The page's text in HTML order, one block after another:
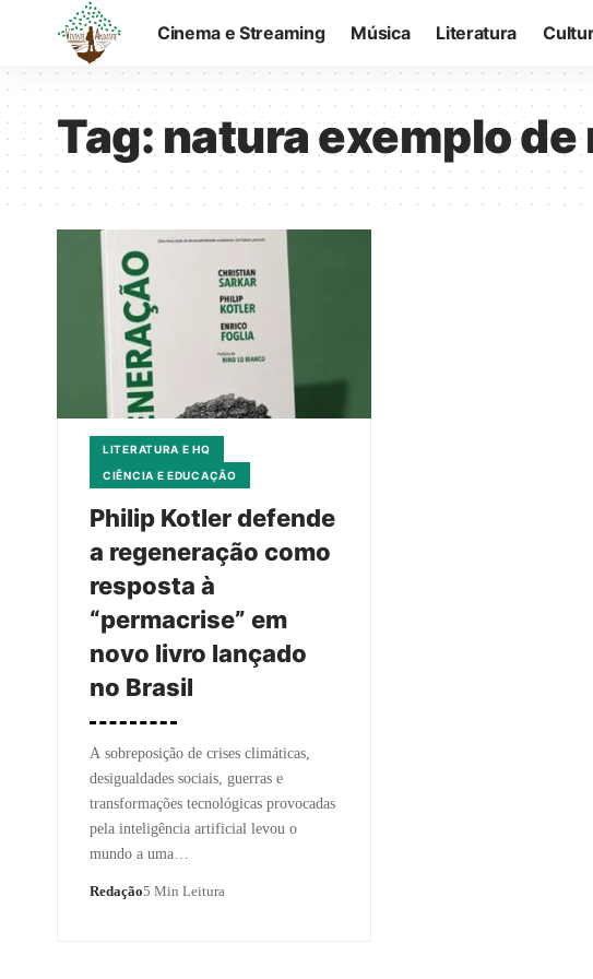
Cinema e Streaming Música Literatura
Tag:natura exemplo
LITERATURA E HQ
CIÊNCIA E EDUCAÇÃO
Philip Kotler defende
a regeneração como
resposta à
“permacrise” em
novo livro lançado
no Brasil
A sobreposição de crises climáticas,
desigualdades sociais, guerras e
transformações tecnológicas provocadas
pela inteligência artificial levou o
mundo a uma…
Redação5 Min Leitura